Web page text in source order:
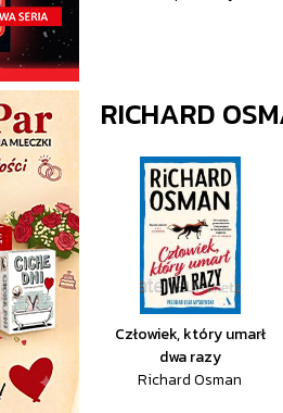
RICHARD
Człowiek, który umarł
dwa razy
Richard Osman